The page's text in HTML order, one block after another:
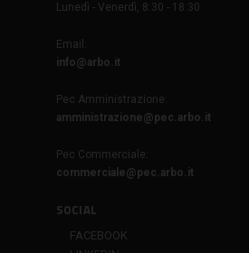
Lunedì - Venerdì, 8:30 - 18:30
Email:
info@arbo.it
Pec Amministrazione:
amministrazione@pec.arbo.it
Pec Commerciale:
commerciale@pec.arbo.it
SOCIAL
FACEBOOK